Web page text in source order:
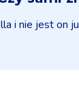
i nie jest on